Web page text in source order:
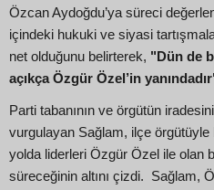
Özcan Aydoğdu’ya süreci
içindeki hukuki ve siyasi
net olduğunu belirterek, "Dün de
açıkça Özgür Özel’in
Parti tabanının ve örgütün
vurgulayan Sağlam, ilçe
yolda liderleri Özgür Özel ile olan
süreceğinin altını çizdi. Sağlam,